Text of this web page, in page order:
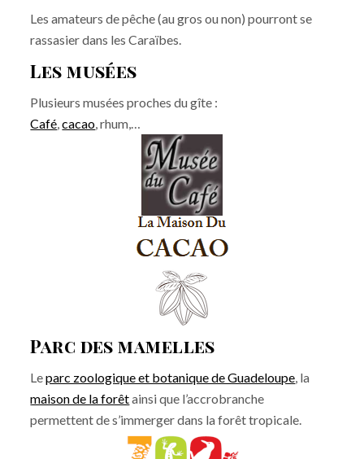
Les amateurs de pêche (au gros ou non) pourront se
rassasier dans les Caraïbes.
Les musées
Plusieurs musées proches du gîte :
Café ,cacao , rhum,…
Parc des mamelles
Leparc zoologique et botanique de Guadeloupe , la
maison de la forêtainsi que l’accrobranche
permettent de s’immerger dans la forêt tropicale.